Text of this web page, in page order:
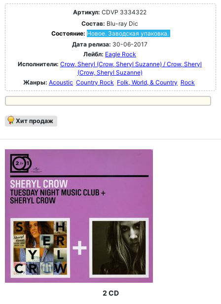
Артикул: CDVP 3334322
Состав: Blu-ray Dic
Состояние: Новое. Заводская упаковка.
Дата релиза: 30-06-2017
Лейбл: Eagle Rock
Исполнители: Crow, Sheryl (Crow, Sheryl Suzanne) / Crow, Sheryl
(Crow, Sheryl Suzanne)
Жанры: Acoustic Country Rock Folk, World, & Country Rock
Хит продаж
2 CD